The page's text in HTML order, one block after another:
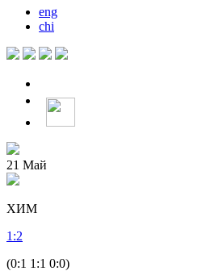
eng
chi
21 Май
ХИМ
1 :2
(0:1 1:1 0:0)